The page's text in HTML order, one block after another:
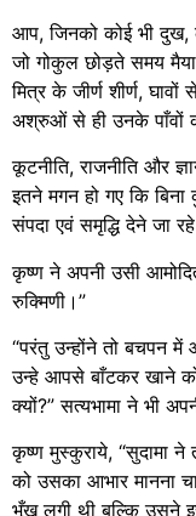
आप, जिनको कोई भी दुख,
जो गोकुल छोड़ते समय
मित्र के जीर्ण शीर्ण,
अश्रुओं से ही उनके पाँवों
कूटनीति, राजनीति और
इतने मगन हो गए कि
संपदा एवं समृद्धि देने जा
कृष्ण ने अपनी उसी
रुक्मिणी।”
“परंतु उन्होंने तो बचपन
उन्हे आपसे बाँटकर खाने
क्यों?” सत्यभामा ने भी
कृष्ण मुस्कुराये, “सुदामा ने
को उसका आभार मानना
भूँख लगी थी बल्कि उसने